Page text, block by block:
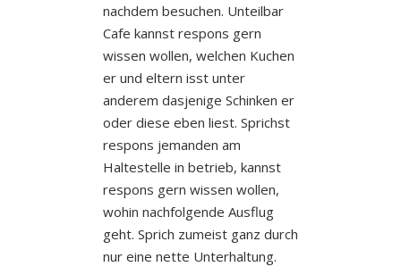
nachdem besuchen. Unteilbar
Cafe kannst respons gern
wissen wollen, welchen Kuchen
er und eltern isst unter
anderem dasjenige Schinken er
oder diese eben liest. Sprichst
respons jemanden am
Haltestelle in betrieb, kannst
respons gern wissen wollen,
wohin nachfolgende Ausflug
geht. Sprich zumeist ganz durch
nur eine nette Unterhaltung.